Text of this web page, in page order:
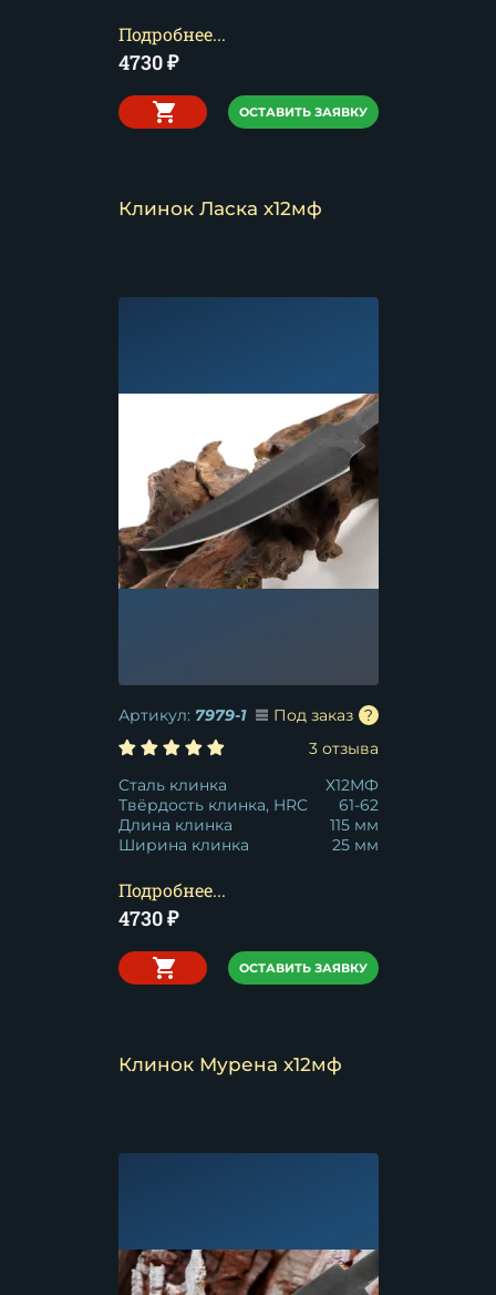
Подробнее...
4730₽
ОСТАВИТЬ ЗАЯВКУ
Клинок Ласка х12мф
Артикул: 7979-1
Под заказ
3 отзыва
Сталь клинка
Х12МФ
Твёрдость клинка, HRC
61-62
Длина клинка
115 мм
Ширина клинка
25 мм
Подробнее...
4730₽
ОСТАВИТЬ ЗАЯВКУ
Клинок Мурена х12мф